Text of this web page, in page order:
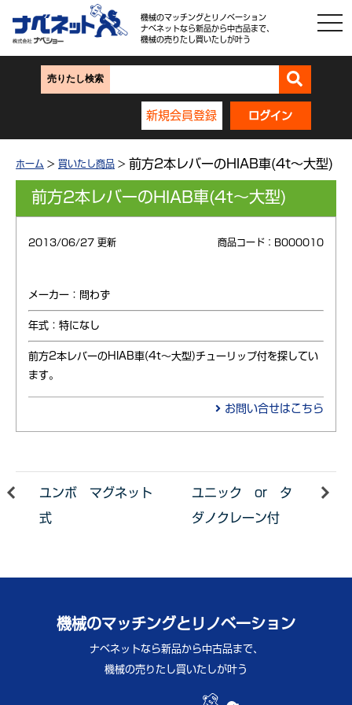
機械のマッチングとリノベーション
ナベネットなら新品から中古品まで、
機械の売りたし買いたしが叶う
売りたし検索
新規会員登録 ログイン
ホーム > 買いたし商品 > 前方2本レバーのHIAB車(4t～大型)
前方2本レバーのHIAB車(4t～大型)
2013/06/27 更新 商品コード：B000010
メーカー：問わず
年式：特になし
前方2本レバーのHIAB車(4t～大型)チューリップ付を探してい
ます。
お問い合せはこちら
ユンボ マグネット
式
ユニック or タ
ダノクレーン付
機械のマッチングとリノベーション
ナベネットなら新品から中古品まで、
機械の売りたし買いたしが叶う